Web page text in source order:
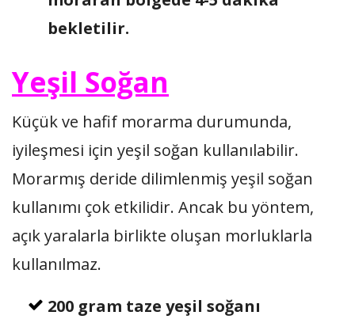
bekletilir.
Yeşil Soğan
Küçük ve hafif morarma durumunda,
iyileşmesi için yeşil soğan kullanılabilir.
Morarmış deride dilimlenmiş yeşil soğan
kullanımı çok etkilidir. Ancak bu yöntem,
açık yaralarla birlikte oluşan morluklarla
kullanılmaz.
200 gram taze yeşil soğanı